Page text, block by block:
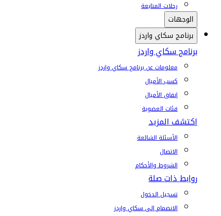
رحلات المتابعة
الوجهات
برنامج سكاي واردز
برنامج سكاي واردز
معلومات عن برنامج سكاي واردز
كسب الأميال
إنفاق الأميال
فئات العضوية
اكتشف المزيد
الأسئلة الشائعة
الاتصال
الشروط والأحكام
روابط ذات صلة
تسجيل الدخول
الانضمام إلى سكاي واردز